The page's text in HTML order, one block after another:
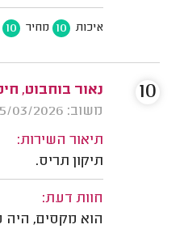
איכות 10 מחיר 10
נאור בוחבוט,
משוב: 25/03/2026
תיאור השירות:
תיקון תריס.
חוות דעת:
הוא מקסים, היה
10